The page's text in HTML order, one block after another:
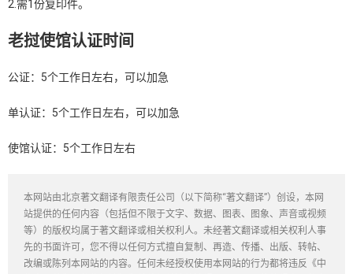
2.需1份复印件。
老挝使馆认证时间
公证：5个工作日左右，可以加急
单认证：5个工作日左右，可以加急
使馆认证：5个工作日左右
本网站由北京著文翻译有限责任公司（以下简称“著文翻译”）创设，本网
站提供的任何内容（包括但不限于文字、数据、图表、图象、声音或视频
等）的版权均属于著文翻译或相关权利人。未经著文翻译或相关权利人事
先的书面许可，您不得以任何方式擅自复制、再造、传播、出版、转帖、
改编或陈列本网站的内容。任何未经授权使用本网站的行为都将违反《中